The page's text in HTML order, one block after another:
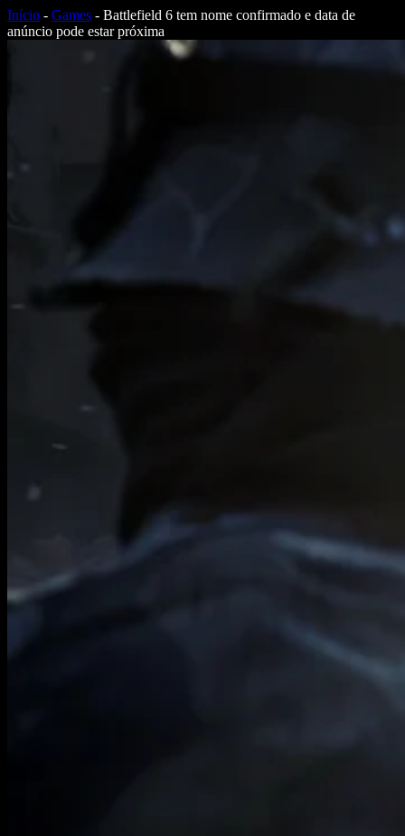
Início - Games - Battlefield 6 tem nome confirmado e data de
anúncio pode estar próxima